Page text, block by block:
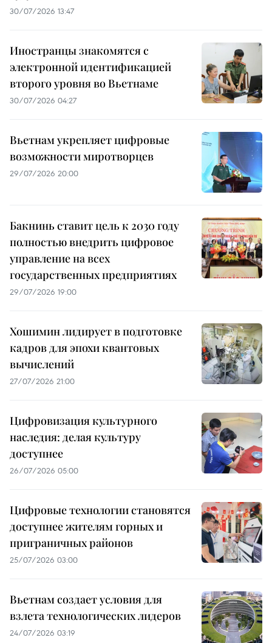
30/07/2026 13:47
Иностранцы знакомятся с
электронной идентификацией
второго уровня во Вьетнаме
30/07/2026 04:27
Вьетнам укрепляет цифровые
возможности миротворцев
29/07/2026 20:00
Бакнинь ставит цель к 2030 году
полностью внедрить цифровое
управление на всех
государственных предприятиях
29/07/2026 19:00
Хошимин лидирует в подготовке
кадров для эпохи квантовых
вычислений
27/07/2026 21:00
Цифровизация культурного
наследия: делая культуру
доступнее
26/07/2026 05:00
Цифровые технологии становятся
доступнее жителям горных и
приграничных районов
25/07/2026 03:00
Вьетнам создает условия для
взлета технологических лидеров
24/07/2026 03:19